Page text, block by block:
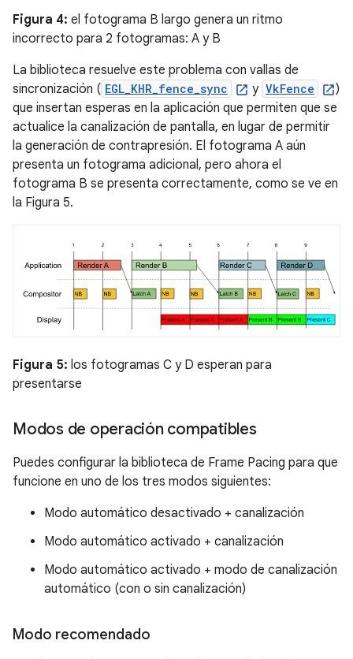
Figura 4: el fotograma B largo genera un ritmo
incorrecto para 2 fotogramas: A y B
La biblioteca resuelve este problema con vallas de
sincronización ( EGL_KHR_fence_sync y VkFence
)
que insertan esperas en la aplicación que permiten que se
actualice la canalización de pantalla, en lugar de permitir
la generación de contrapresión. El fotograma A aún
presenta un fotograma adicional, pero ahora el
fotograma B se presenta correctamente, como se ve en
la Figura 5.
Figura 5: los fotogramas C y D esperan para
presentarse
Modos de operación compatibles
Puedes configurar la biblioteca de Frame Pacing para que
funcione en uno de los tres modos siguientes:
Modo automático desactivado + canalización
Modo automático activado + canalización
Modo automático activado + modo de canalización
automático (con o sin canalización)
Modo recomendado